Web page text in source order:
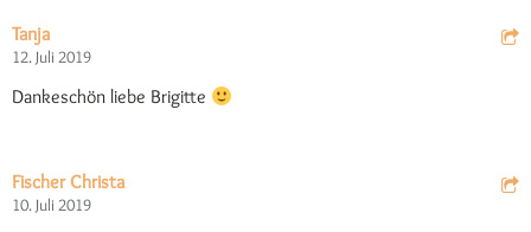
Tanja
12. Juli 2019
Dankeschön liebe Brigitte
Fischer Christa
10. Juli 2019